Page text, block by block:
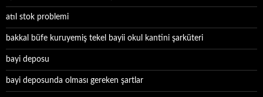
atıl stok problemi
bakkal büfe kuruyemiş tekel bayii okul kantini şarküteri
bayi deposu
bayi deposunda olması gereken şartlar